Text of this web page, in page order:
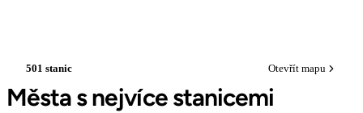
501 stanic Otevřít mapu
Města s nejvíce stanicemi